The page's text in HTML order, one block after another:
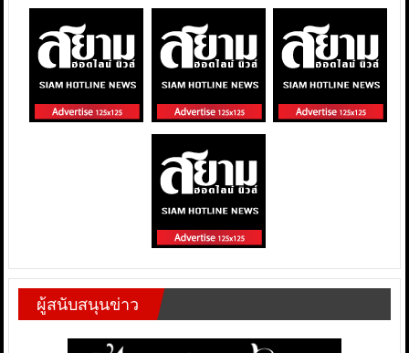
ผู้สนับสนุนข่าว